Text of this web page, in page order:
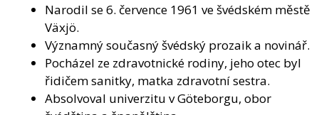
Narodil se 6. července 1961 ve švédském městě
Växjö.
Významný současný švédský prozaik a novinář.
Pocházel ze zdravotnické rodiny, jeho otec byl
řidičem sanitky, matka zdravotní sestra.
Absolvoval univerzitu v Göteborgu, obor